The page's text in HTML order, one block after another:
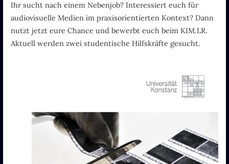
Ihr sucht nach einem Nebenjob? Interessiert euch für
audiovisuelle Medien im praxisorientierten Kontext? Dann
nutzt jetzt eure Chance und bewerbt euch beim KIM.LR.
Aktuell werden zwei studentische Hilfskräfte gesucht.